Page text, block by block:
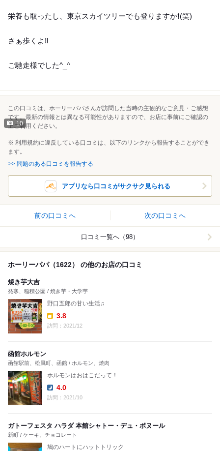
栄養も取ったし、東京スカイツリーでも登りますか❗️(笑)
さぁ歩くよ‼️
ご馳走様でした^_^
10
この口コミは、ホーリーパパさんが訪問した当時の主観的なご意見・ご感想
です。最新の情報とは異なる可能性がありますので、お店に事前にご確認の
上ご利用ください。
※ 利用規約に違反している口コミは、以下のリンクから報告することができ
ます。
>> 問題のある口コミを報告する
アプリなら口コミがサクサク見られる
前の口コミへ 次の口コミへ
口コミ一覧へ（98）
ホーリーパパ（1622） の他のお店の口コミ
焼き芋大吉
発寒、稲積公園 / 焼き芋・大学芋
野口五郎の甘い生活♫
Takeout:
3.8
訪問：2021/12
函館ホルモン
函館駅前、松風町、函館 / ホルモン、焼肉
ホルモンはおはこだって！
Dinner:
4.0
訪問：2021/10
ガトーフェスタ ハラダ 本館シャトー・デュ・ボヌール
新町 / ケーキ、チョコレート
鳩のハートにハットトリック